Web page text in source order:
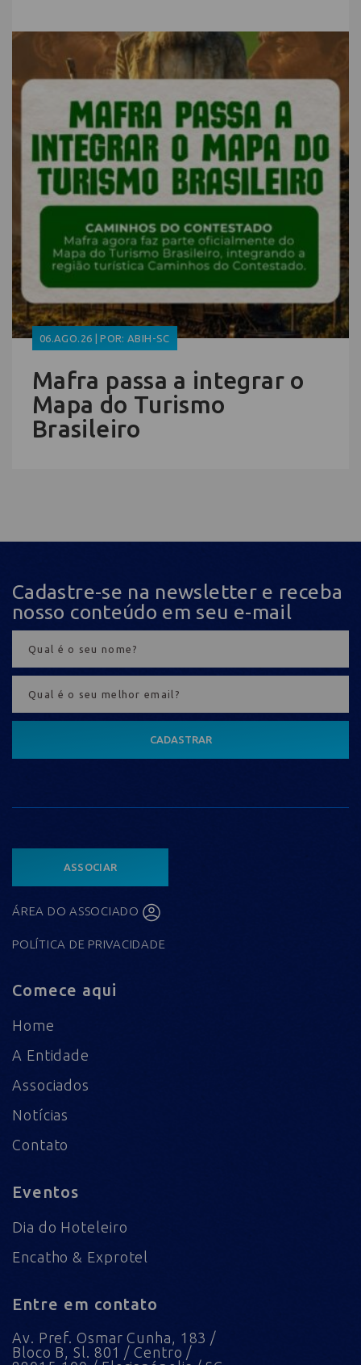
06.AGO.26 | POR: ABIH-SC
Mafra passa a integrar o
Mapa do Turismo
Brasileiro
Cadastre-se na newsletter e receba
nosso conteúdo em seu e-mail
CADASTRAR
ASSOCIAR
ÁREA DO ASSOCIADO
POLÍTICA DE PRIVACIDADE
Comece aqui
Home
A Entidade
Associados
Notícias
Contato
Eventos
Dia do Hoteleiro
Encatho & Exprotel
Entre em contato
Av. Pref. Osmar Cunha, 183 /
Bloco B, Sl. 801 / Centro /